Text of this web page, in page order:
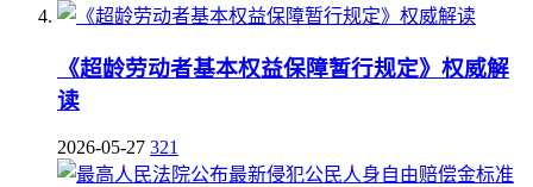
《超龄劳动者基本权益保障暂行规定》权威解
读
2026-05-27 321